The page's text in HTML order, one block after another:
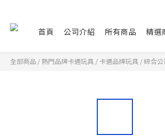
首頁 公司介紹 所有商品 精選
全部商品 /熱門品牌卡通玩具 / 卡通品牌玩具 /綜合